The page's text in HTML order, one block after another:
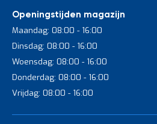
Openingstijden magazijn
Maandag: 08:00 - 16:00
Dinsdag: 08:00 - 16:00
Woensdag: 08:00 - 16:00
Donderdag: 08:00 - 16:00
Vrijdag: 08:00 - 16:00